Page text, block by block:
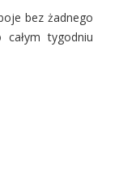
bez żadnego
całym tygodniu